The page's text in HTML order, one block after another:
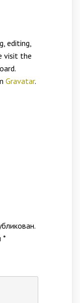
editing,
visit the
Gravatar.
*